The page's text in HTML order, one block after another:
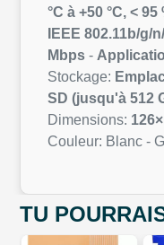
°C à +50 °C, < 95
IEEE 802.11b/g/
Mbps -
Stockage:
SD (jusqu'à 512
Dimensions:
Couleur: Blanc -
TU